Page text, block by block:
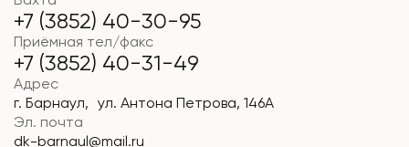
+7 (3852) 40-30-95
Приёмная тел/факс
+7 (3852) 40-31-49
Адрес
г. Барнаул, ул. Антона Петрова, 146А
Эл. почта
dk-barnaul@mail.ru